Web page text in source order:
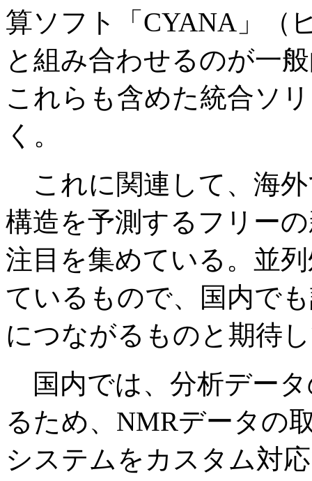
算ソフト「CYANA」（
と組み合わせるのが一
これらも含めた統合ソ
く。
これに関連して、海
構造を予測するフリー
注目を集めている。並
ているもので、国内で
につながるものと期待
国内では、分析デー
るため、NMRデータの
システムをカスタム対